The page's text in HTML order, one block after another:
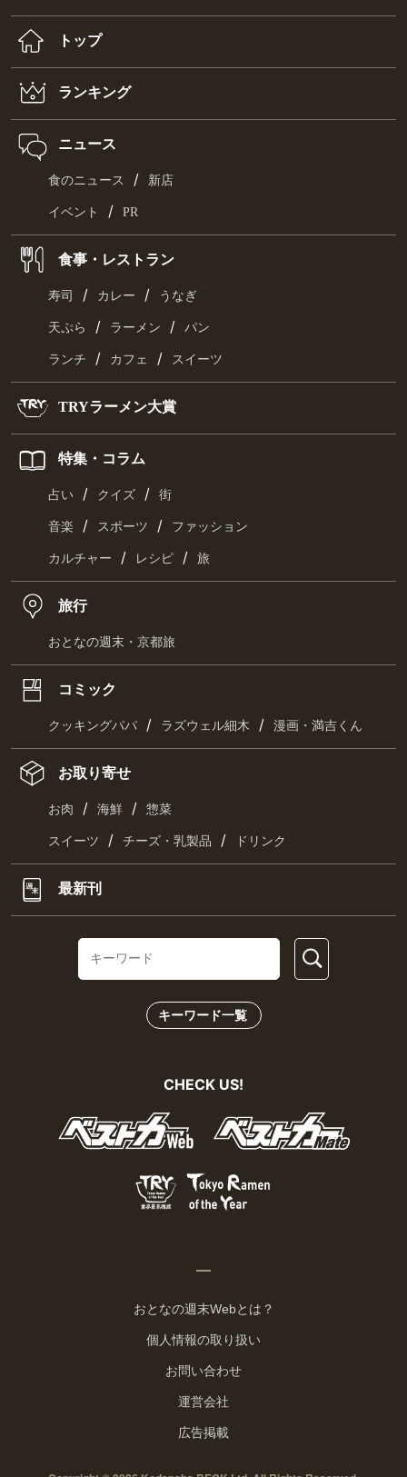
トップ
ランキング
ニュース
食のニュース / 新店
イベント / PR
食事・レストラン
寿司 / カレー / うなぎ
天ぷら / ラーメン / パン
ランチ / カフェ / スイーツ
TRYラーメン大賞
特集・コラム
占い / クイズ / 街
音楽 / スポーツ / ファッション
カルチャー / レシピ / 旅
旅行
おとなの週末・京都旅
コミック
クッキングパパ / ラズウェル細木 / 漫画・満吉くん
お取り寄せ
お肉 / 海鮮 / 惣菜
スイーツ / チーズ・乳製品 / ドリンク
最新刊
キーワード一覧
CHECK US!
おとなの週末Webとは？
個人情報の取り扱い
お問い合わせ
運営会社
広告掲載